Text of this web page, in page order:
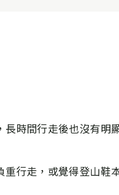
時間行走後也沒有
行走，或覺得登山